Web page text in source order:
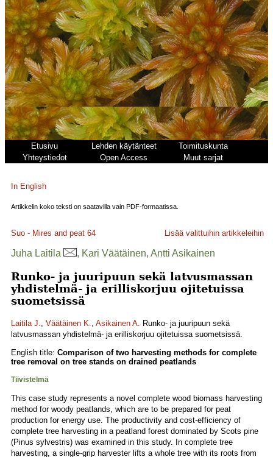
Etusivu Lehden käytänteet
Toimituskunta
Yhteystiedot
Open Access Muut sarjat
In English
Artikkelin koko teksti on saatavilla vain PDF-formaatissa.
Suo - Mires and peat 64 Lisää valittuihin artikkeleihin
Juha Laitila , Kari Väätäinen, Antti Asikainen
Runko- ja juuripuun sekä latvusmassan
yhdistelmä- ja erilliskorjuu ojitetuissa
suometsissä
Laitila J., Väätäinen K., Asikainen A. Runko- ja juuripuun sekä
latvusmassan yhdistelmä- ja erilliskorjuu ojitetuissa suometsissä.
English title: Comparison of two harvesting methods for complete
tree removal on tree stands on drained peatlands
Tiivistelmä
This case study represents a novel complete wood biomass harvesting
method for woody peatlands, which are to be prepared for peat
production for energy use. The productivity and cost-efficiency of
complete tree harvesting in a peatland forest dominated by Scots pine
(Pinus sylvestris) was examined in this study. In complete tree
harvesting, a single-grip harvester lifts a whole tree with its roots from